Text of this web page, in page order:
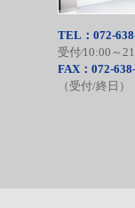
TEL：072-
受付⁄10:00～
FAX：072-
（受付/終日）